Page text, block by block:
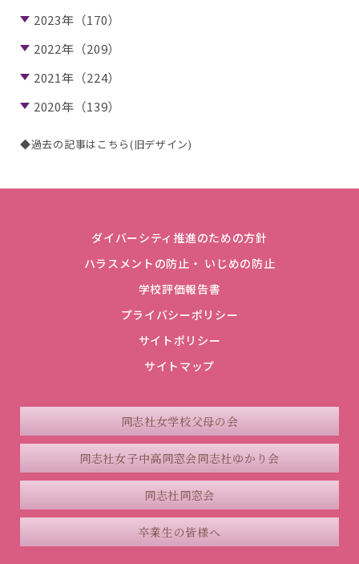
2023年（170）
2022年（209）
2021年（224）
2020年（139）
◆過去の記事はこちら(旧デザイン)
ダイバーシティ推進のための方針
ハラスメントの防止・ いじめの防止
学校評価報告書
プライバシーポリシー
サイトポリシー
サイトマップ
同志社女学校父母の会
同志社女子中高同窓会同志社ゆかり会
同志社同窓会
卒業生の皆様へ